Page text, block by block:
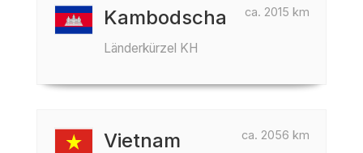
ca. 2015 km
Kambodscha
Länderkürzel KH
ca. 2056 km
Vietnam